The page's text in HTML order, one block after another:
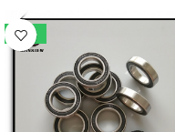
-21%